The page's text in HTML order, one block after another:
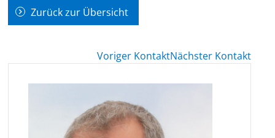
Zurück zur Übersicht
Voriger KontaktNächster Kontakt